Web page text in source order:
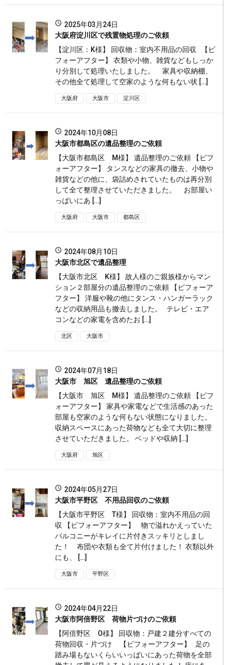
2025年03月24日
大阪府淀川区で残置物処理のご依頼
【淀川区：K様】 回収物：室内不用品の回収 【ビ
フォーアフター】 衣類や小物、雑貨などもしっか
り分別して処理いたしました。 家具や収納棚、
その他全て処理して空家のような何もない状 […]
大阪府 大阪市 淀川区
2024年10月08日
大阪市都島区の遺品整理のご依頼
【大阪市都島区 M様】 遺品整理のご依頼 【ビフ
ォーアフター】 タンスなどの家具の撤去、小物や
雑貨などの他に、袋詰めされていたものは再分別
して全て整理させていただきました。 お部屋い
っぱいにあ […]
大阪府 大阪市 都島区
2024年08月10日
大阪市北区で遺品整理
【大阪市北区 K様】 故人様のご親族様からマン
ション２部屋分の遺品整理のご依頼 【ビフォーア
フター】 洋服や靴の他にタンス・ハンガーラック
などの収納用品も撤去しました。 テレビ・エア
コンなどの家電を含めたお […]
北区 大阪市
2024年07月18日
大阪市 旭区 遺品整理のご依頼
【大阪市 旭区 M様】 遺品整理のご依頼 【ビフ
ォーアフター】 家具や家電などで生活感のあった
部屋も空家のような何もない状態になりました。
収納スペースにあった荷物なども全て大切に整理
させていただきました。 ベッドや収納 […]
大阪府 旭区
2024年05月27日
大阪市平野区 不用品回収のご依頼
【大阪市平野区 T様】 回収物：室内不用品の回
収 【ビフォーアフター】 物で溢れかえっていた
バルコニーがキレイに片付きスッキリとしまし
た！ 布団や衣類も全て片付けました！ 衣類以外
にも、 […]
大阪市 平野区
2024年04月22日
大阪市阿倍野区 荷物片づけのご依頼
【阿倍野区 О様】 回収物：戸建２建分すべての
荷物回収・片づけ 【ビフォーアフター】 足の
踏み場もないくらいいっぱいにあった荷物を全部